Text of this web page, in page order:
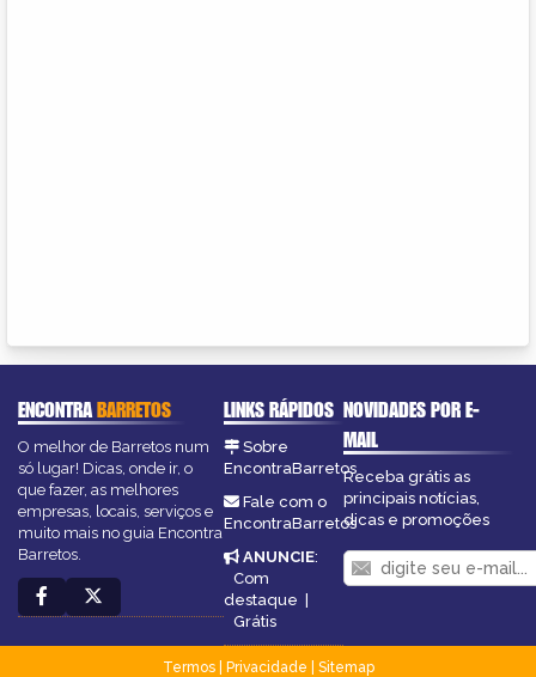
ENCONTRABARRETOS
O melhor de Barretos num
só lugar! Dicas, onde ir, o
que fazer, as melhores
empresas, locais, serviços e
muito mais no guia Encontra
Barretos.
LINKS RÁPIDOS
Sobre
EncontraBarretos
Fale com o
EncontraBarretos
ANUNCIE:
Com
destaque |
Grátis
NOVIDADES POR E-
MAIL
Receba grátis as
principais notícias,
dicas e promoções
Termos| Privacidade
Sitemap